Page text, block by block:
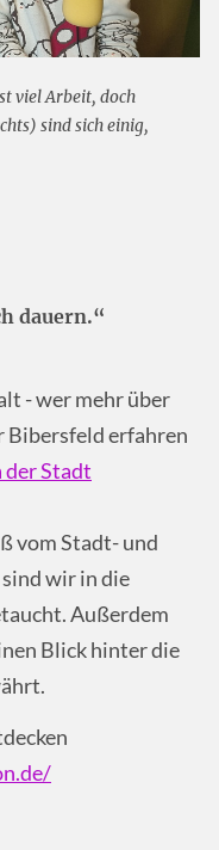
viel Arbeit, doch
sind sich einig,
dauern.“
- wer mehr über
Bibersfeld erfahren
der Stadt
vom Stadt- und
wir in die
Außerdem
Blick hinter die